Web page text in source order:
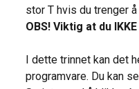
stor T hvis du trenger
OBS! Viktig at du
I dette trinnet kan det
programvare. Du kan